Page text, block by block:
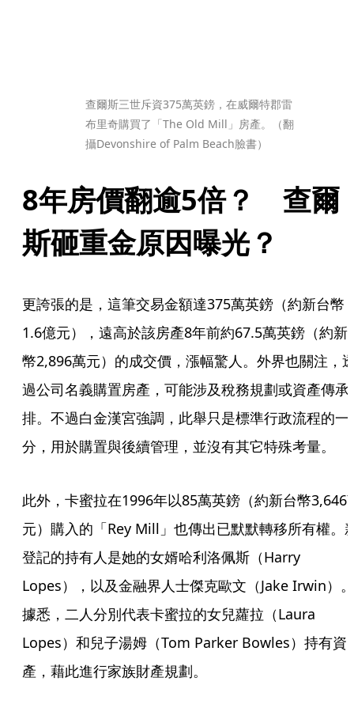
查爾斯三世斥資375萬英鎊，在威爾特郡雷
布里奇購買了「The Old Mill」房產。（翻
攝Devonshire of Palm Beach臉書）
8年房價翻逾5倍？　查爾
斯砸重金原因曝光？
更誇張的是，這筆交易金額達375萬英鎊（約新台幣
1.6億元），遠高於該房產8年前約67.5萬英鎊（約新
幣2,896萬元）的成交價，漲幅驚人。外界也關注，
過公司名義購置房產，可能涉及稅務規劃或資產傳承
排。不過白金漢宮強調，此舉只是標準行政流程的一
分，用於購置與後續管理，並沒有其它特殊考量。
此外，卡蜜拉在1996年以85萬英鎊（約新台幣3,646
元）購入的「Rey Mill」也傳出已默默轉移所有權。
登記的持有人是她的女婿哈利洛佩斯（Harry
Lopes），以及金融界人士傑克歐文（Jake Irwin）。
據悉，二人分別代表卡蜜拉的女兒蘿拉（Laura
Lopes）和兒子湯姆（Tom Parker Bowles）持有資
產，藉此進行家族財產規劃。